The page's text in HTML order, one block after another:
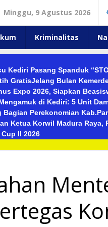
Minggu, 9 Agustus 2026
Kriminalitas
Kediri Pasang Spanduk
GratisJelang Bulan
Expo 2026, Siapkan
di Kediri: 5 Unit
Perekonomian
Ketua Korwil Madura Raya,
II 2026